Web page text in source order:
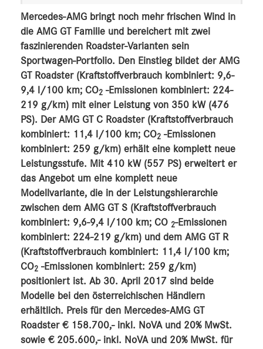
ÜBER UNS
ANSPRECHPARTNER
Mercedes-AMG bringt noch mehr frischen Wind in
die AMG GT Familie und bereichert mit zwei
faszinierenden Roadster-Varianten sein
Sportwagen-Portfolio. Den Einstieg bildet der AMG
GT Roadster (Kraftstoffverbrauch kombiniert: 9,6-
9,4 l/100 km; CO2 -Emissionen kombiniert: 224-
219 g/km) mit einer Leistung von 350 kW (476
PS). Der AMG GT C Roadster (Kraftstoffverbrauch
kombiniert: 11,4 l/100 km; CO2 -Emissionen
kombiniert: 259 g/km) erhält eine komplett neue
Leistungsstufe. Mit 410 kW (557 PS) erweitert er
das Angebot um eine komplett neue
Modellvariante, die in der Leistungshierarchie
zwischen dem AMG GT S (Kraftstoffverbrauch
kombiniert: 9,6-9,4 l/100 km; CO 2-Emissionen
kombiniert: 224-219 g/km) und dem AMG GT R
(Kraftstoffverbrauch kombiniert: 11,4 l/100 km;
CO2 -Emissionen kombiniert: 259 g/km)
positioniert ist. Ab 30. April 2017 sind beide
Modelle bei den österreichischen Händlern
erhältlich. Preis für den Mercedes-AMG GT
Roadster € 158.700,- inkl. NoVA und 20% MwSt.
sowie € 205.600,- inkl. NoVA und 20% MwSt. für